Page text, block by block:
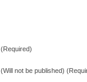
(Required)
(Will not be published)